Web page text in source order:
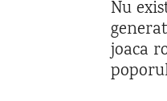
Nu
joaca